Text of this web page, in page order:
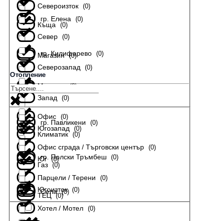
гр. Елена (0)
гр. Килифарево (0)
гр. Павликени (0)
гр. Полски Тръмбеш (0)
Села (0)
Къща (0)
Магазин (0)
Мезонет (0)
Офис (0)
Офис сграда / Търговски център (0)
Парцели / Терени (0)
Хотел / Мотел (0)
Североизток (0)
Север (0)
Северозапад (0)
Запад (0)
Югозапад (0)
Юг (0)
Югоизток (0)
Отопление
Климатик (0)
Газ (0)
ТЕЦ (0)